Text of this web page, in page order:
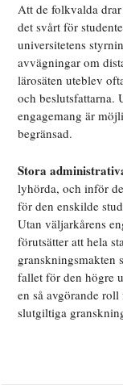
Att de folkvalda
det svårt för
universitetens
avvägningar om
lärosäten uteblev
och beslutsfattarna.
engagemang är
begränsad.
Stora
lyhörda, och inför
för den enskilde
Utan väljarkårens
förutsätter att hela
granskningsmakten
fallet för den högre
en så avgörande
slutgiltiga